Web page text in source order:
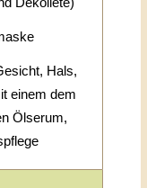
Hals,
einem dem
Ölserum,